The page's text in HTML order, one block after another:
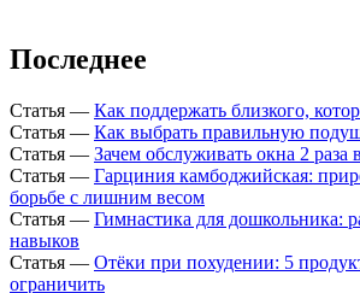
Последнее
Статья — Как поддержать близкого,
Статья — Как выбрать правильную
Статья — Зачем обслуживать окна 2 раза
Статья — Гарциния камбоджийская:
борьбе с лишним весом
Статья — Гимнастика для дошкольника:
навыков
Статья — Отёки при похудении: 5
ограничить